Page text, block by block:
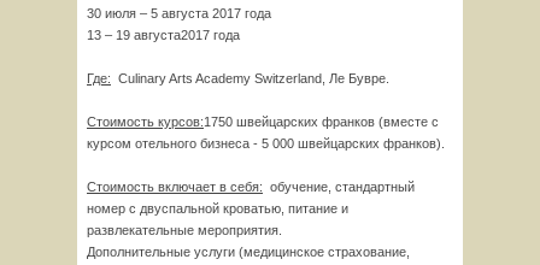
30 июля – 5 августа 2017 года
13 – 19 августа2017 года
Где: Culinary Arts Academy Switzerland, Ле Бувре.
Стоимость курсов:1750 швейцарских франков (вместе с
курсом отельного бизнеса - 5 000 швейцарских франков).
Стоимость включает в себя: обучение, стандартный
номер с двуспальной кроватью, питание и
развлекательные мероприятия.
Дополнительные услуги (медицинское страхование,